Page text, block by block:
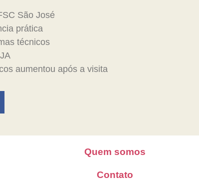
São José
prática
técnicos
aumentou após a visita
Quem somos
Contato